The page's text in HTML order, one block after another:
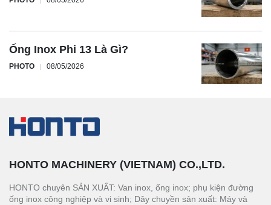
Ống Inox Phi 13 Là Gì?
PHOTO 08/05/2026
HONTO MACHINERY (VIETNAM) CO.,LTD.
HONTO chuyên SẢN XUẤT: Van inox, ống inox; phụ kiện đường
ống inox công nghiệp và vi sinh; Dây chuyền sản xuất: Máy và